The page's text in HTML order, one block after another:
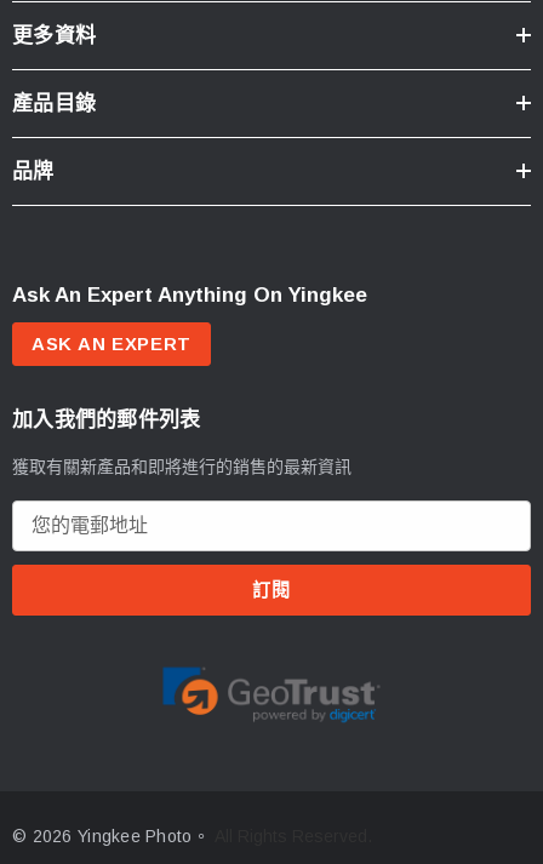
更多資料
產品目錄
品牌
Ask An Expert Anything On Yingkee
ASK AN EXPERT
加入我們的郵件列表
獲取有關新產品和即將進行的銷售的最新資訊
郵
© 2026 Yingkee Photo。